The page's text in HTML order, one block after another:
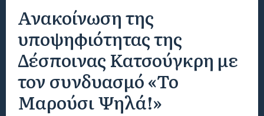
Ανακοίνωση της
υποψηφιότητας της
Δέσποινας Κατσούγκρη με
τον συνδυασμό «Το
Μαρούσι Ψηλά!»